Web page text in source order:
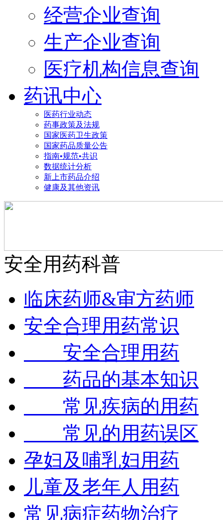
经营企业查询
生产企业查询
医疗机构信息查询
药讯中心
医药行业动态
药事政策及法规
国家医药卫生政策
国家药品质量公告
指南•规范•共识
数据统计分析
新上市药品介绍
健康及其他资讯
安全用药科普
临床药师&审方药师
安全合理用药常识
安全合理用药
药品的基本知识
常见疾病的用药
常见的用药误区
孕妇及哺乳妇用药
儿童及老年人用药
常见病症药物治疗